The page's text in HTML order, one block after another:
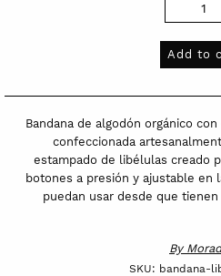
-
Libélulas
quantity
Add to
Bandana de algodón orgánico
confeccionada
estampado de libélulas creado
botones a presión y ajustable en
puedan usar desde que
By
SKU: bandana-